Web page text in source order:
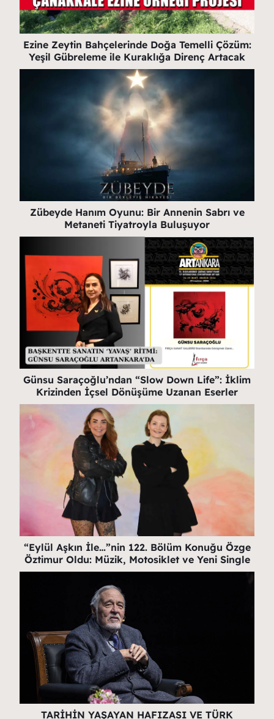
Ezine Zeytin Bahçelerinde Doğa Temelli Çözüm:
Yeşil Gübreleme ile Kuraklığa Direnç Artacak
Zübeyde Hanım Oyunu: Bir Annenin Sabrı ve
Metaneti Tiyatroyla Buluşuyor
Günsu Saraçoğlu’ndan “Slow Down Life”: İklim
Krizinden İçsel Dönüşüme Uzanan Eserler
“Eylül Aşkın İle…”nin 122. Bölüm Konuğu Özge
Öztimur Oldu: Müzik, Motosiklet ve Yeni Single
TARİHİN YAŞAYAN HAFIZASI VE TÜRK